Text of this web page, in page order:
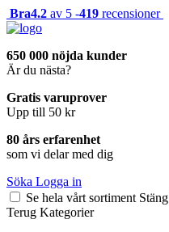
Bra4.2 av 5 -419 recensioner
650 000 nöjda kunder
Är du nästa?
Gratis varuprover
Upp till 50 kr
80 års erfarenhet
som vi delar med dig
Söka Logga in
Se hela vårt sortiment Stäng
Terug Kategorier